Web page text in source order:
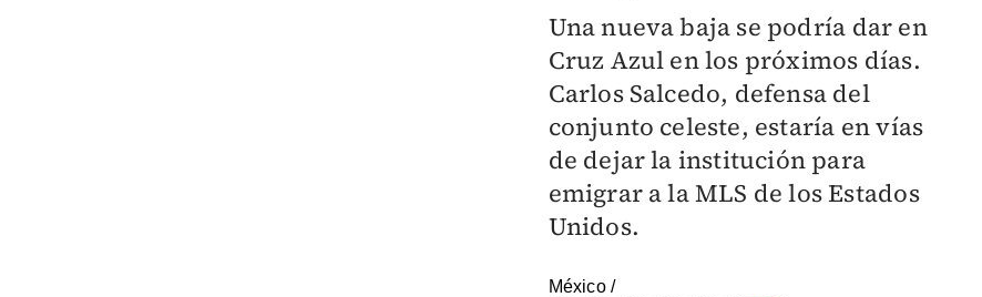
Una nueva baja se podría dar en
Cruz Azul en los próximos días.
Carlos Salcedo, defensa del
conjunto celeste, estaría en vías
de dejar la institución para
emigrar a la MLS de los Estados
Unidos.
México/